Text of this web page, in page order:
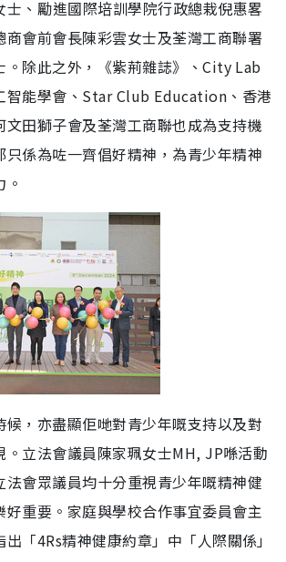
士、⁠勵進國際培訓學院行政總栽倪惠畧
商會前會長陳彩雲女士及荃灣工商聯署
。除此之外，《紫荊雜誌》、City Lab
智能學會、Star Club Education、香港
文田獅子會及荃灣工商聯也成為支持機
只係為咗一齊倡好精神，為青少年精神
候，亦盡顯佢哋對青少年嘅支持以及對
。立法會議員陳家珮女士MH, JP喺活動
法會眾議員均十分重視青少年嘅精神健
好重要。家庭與學校合作事宜委員會主
「4Rs精神健康約章」中「人際關係」